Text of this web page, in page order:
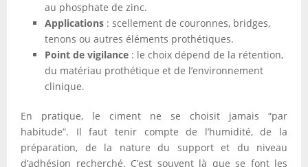
au phosphate de zinc.
Applications : scellement de couronnes, bridges,
tenons ou autres éléments prothétiques.
Point de vigilance : le choix dépend de la rétention,
du matériau prothétique et de l’environnement
clinique.
En pratique, le ciment ne se choisit jamais “par
habitude”. Il faut tenir compte de l’humidité, de la
préparation, de la nature du support et du niveau
d’adhésion recherché. C’est souvent là que se font les